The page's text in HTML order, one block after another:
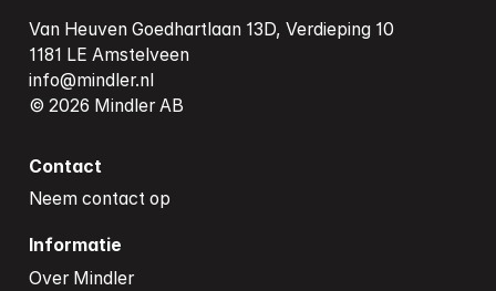
Van Heuven Goedhartlaan 13D, Verdieping 10
1181 LE Amstelveen
info@mindler.nl
Contact
Neem contact op
Informatie
Over Mindler